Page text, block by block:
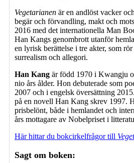
Vegetarianen är en andlöst vacker
begär och förvandling, makt och
2016 med det internationella Man
Han Kangs genombrott utanför
en lyrisk berättelse i tre akter, som
surrealism och allegori.
Han Kang är född 1970 i Kwangju
nio års ålder. Hon debuterade som
2007 och i engelsk översättning
på en novell Han Kang skrev 1997.
prisbelönt, både i hemlandet och
års mottagare av Nobelpriset i
Här hittar du bokcirkelfrågor till
Sagt om boken: